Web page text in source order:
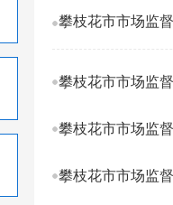
攀枝花市市场监
攀枝花市市场监
攀枝花市市场监
攀枝花市市场监